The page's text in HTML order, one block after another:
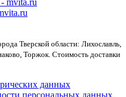
Тверской области: Лихославль,
Торжок. Стоимость доставки
данных
персональных данных